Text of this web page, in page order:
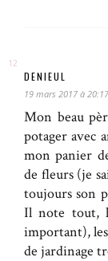
DENIEUL
19 mars 2017 à 20:17
Mon beau
potager avec
mon panier
de fleurs (je
toujours son
Il note tout,
important),
de jardinage